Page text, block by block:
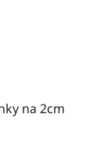
na 2cm